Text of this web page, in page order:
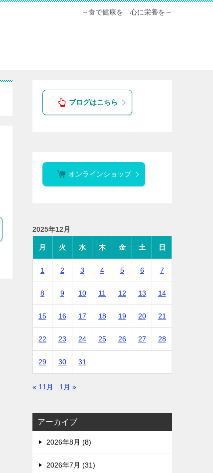
～食で健康を 心に栄養を～
ブログはこちら
オンラインショップ
2025年12月
月 火 水 木 金 土 日
1 2 3 4 5 6 7
8 9 10 11 12 13 14
15 16 17 18 19 20 21
22 23 24 25 26 27 28
29 30 31
« 11月 1月 »
アーカイブ
2026年8月 (8)
2026年7月 (31)